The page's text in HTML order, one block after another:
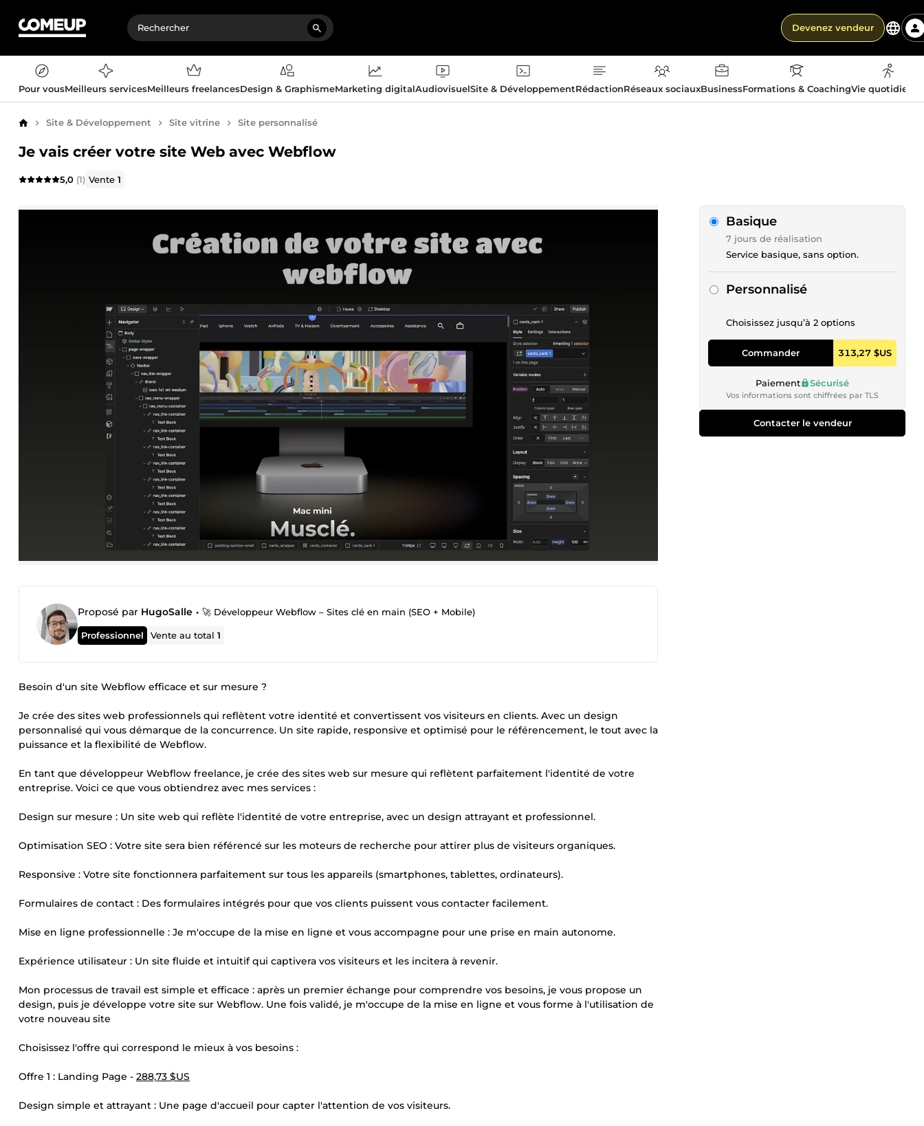
Devenez vendeur
Pour vousMeilleurs servicesMeilleurs freelancesDesign & GraphismeMarketing digitalAudiovisuelSite & DéveloppementRédactionRéseaux sociauxBusinessFormations & CoachingVie
AccueilSite & Développement Site vitrine Site personnalisé
Je vais créer votre site Web avec Webflow
5,0 (1) Vente1
Proposé par HugoSalle • 🚀 Développeur Webflow – Sites clé en main (SEO + Mobile)
Professionnel Vente au total1
Besoin d'un site Webflow efficace et sur mesure ?
Je crée des sites web professionnels qui reflètent votre identité et convertissent vos visiteurs en clients. Avec un design
personnalisé qui vous démarque de la concurrence. Un site rapide, responsive et optimisé pour le référencement, le tout avec la
puissance et la flexibilité de Webflow.
En tant que développeur Webflow freelance, je crée des sites web sur mesure qui reflètent parfaitement l'identité de votre
entreprise. Voici ce que vous obtiendrez avec mes services :
Design sur mesure : Un site web qui reflète l'identité de votre entreprise, avec un design attrayant et professionnel.
Optimisation SEO : Votre site sera bien référencé sur les moteurs de recherche pour attirer plus de visiteurs organiques.
Responsive : Votre site fonctionnera parfaitement sur tous les appareils (smartphones, tablettes, ordinateurs).
Formulaires de contact : Des formulaires intégrés pour que vos clients puissent vous contacter facilement.
Mise en ligne professionnelle : Je m'occupe de la mise en ligne et vous accompagne pour une prise en main autonome.
Expérience utilisateur : Un site fluide et intuitif qui captivera vos visiteurs et les incitera à revenir.
Mon processus de travail est simple et efficace : après un premier échange pour comprendre vos besoins, je vous propose un
design, puis je développe votre site sur Webflow. Une fois validé, je m'occupe de la mise en ligne et vous forme à l'utilisation de
votre nouveau site
Choisissez l'offre qui correspond le mieux à vos besoins :
Offre 1 : Landing Page - 288,73 $US
Design simple et attrayant : Une page d'accueil pour capter l'attention de vos visiteurs.
Basique
7 jours de réalisation
Service basique, sans option.
Personnalisé
Choisissez jusqu’à 2 options
Commander 313,27 $US
Paiement Sécurisé
Vos informations sont chiffrées par TLS
Contacter le vendeur